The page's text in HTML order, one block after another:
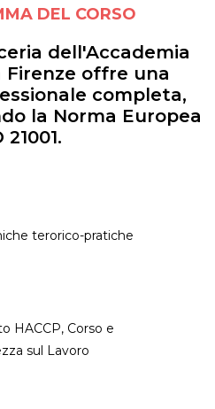
DEL CORSO
dell'Accademia
Firenze offre una
completa,
la Norma Europea
21001.
terorico-pratiche
HACCP, Corso e
sul Lavoro